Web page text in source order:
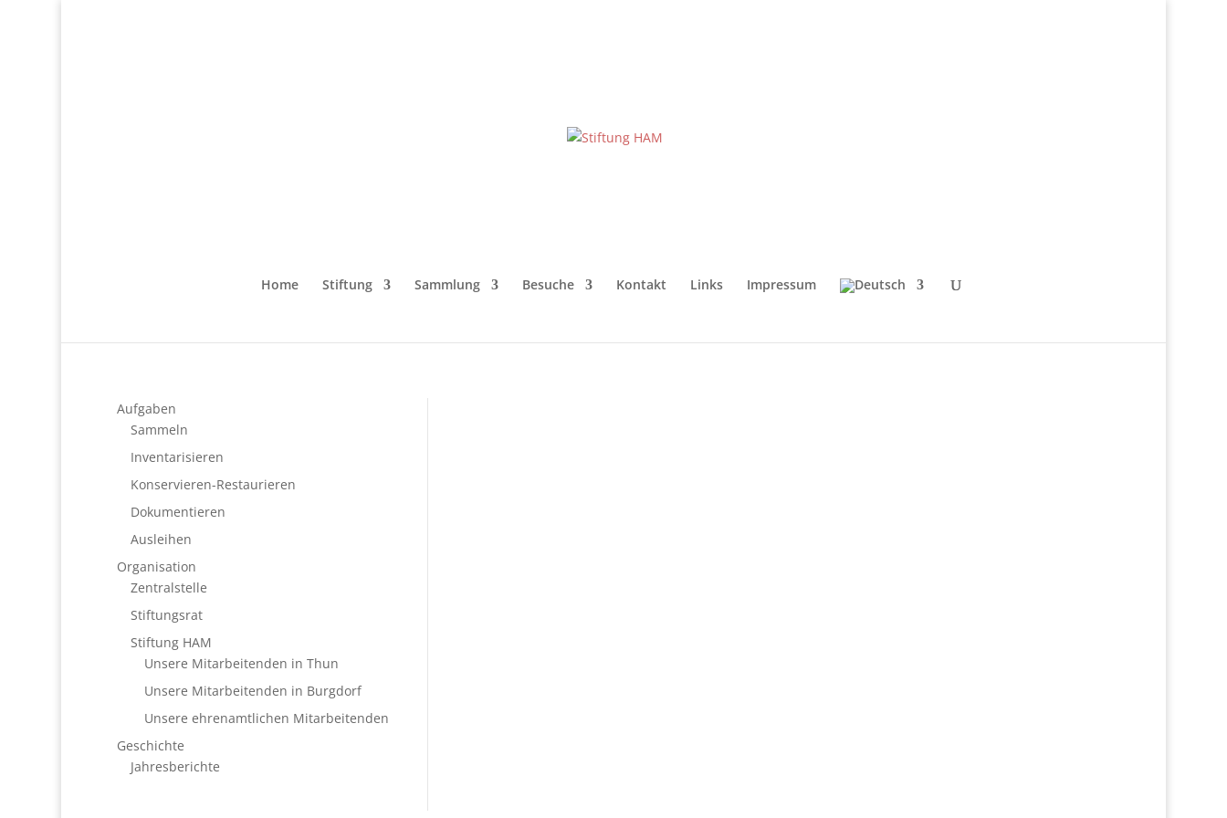
Home Stiftung Sammlung Besuche Kontakt Links Impressum
Aufgaben
Sammeln
Inventarisieren
Konservieren-Restaurieren
Dokumentieren
Ausleihen
Organisation
Zentralstelle
Stiftungsrat
Stiftung HAM
Unsere Mitarbeitenden in Thun
Unsere Mitarbeitenden in Burgdorf
Unsere ehrenamtlichen Mitarbeitenden
Geschichte
Jahresberichte